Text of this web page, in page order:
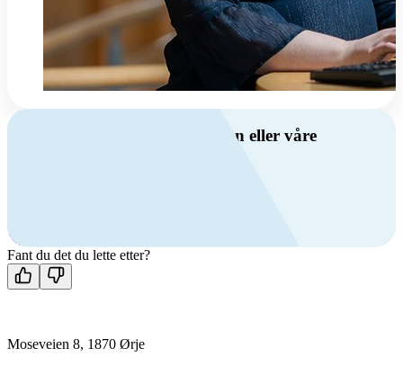
Har du spørsmål om ventilasjon eller våre
Kontakt oss
Fant du det du lette etter?
Moseveien 8, 1870 Ørje